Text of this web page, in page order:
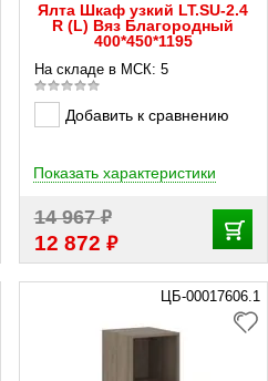
Ялта Шкаф узкий LT.SU-2.4
R (L) Вяз Благородный
400*450*1195
На складе в МСК: 5
Добавить к сравнению
14 967₽
12 872 ₽
Показать характеристики
ЦБ-00017606.1